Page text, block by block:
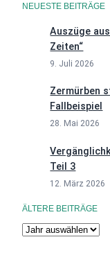
NEUESTE BEITRÄGE
Auszüge
Zeiten“
9. Juli 2026
Zermürben
Fallbeispiel
28. Mai 2026
Teil 3
12. März 2026
ÄLTERE BEITRÄGE
A